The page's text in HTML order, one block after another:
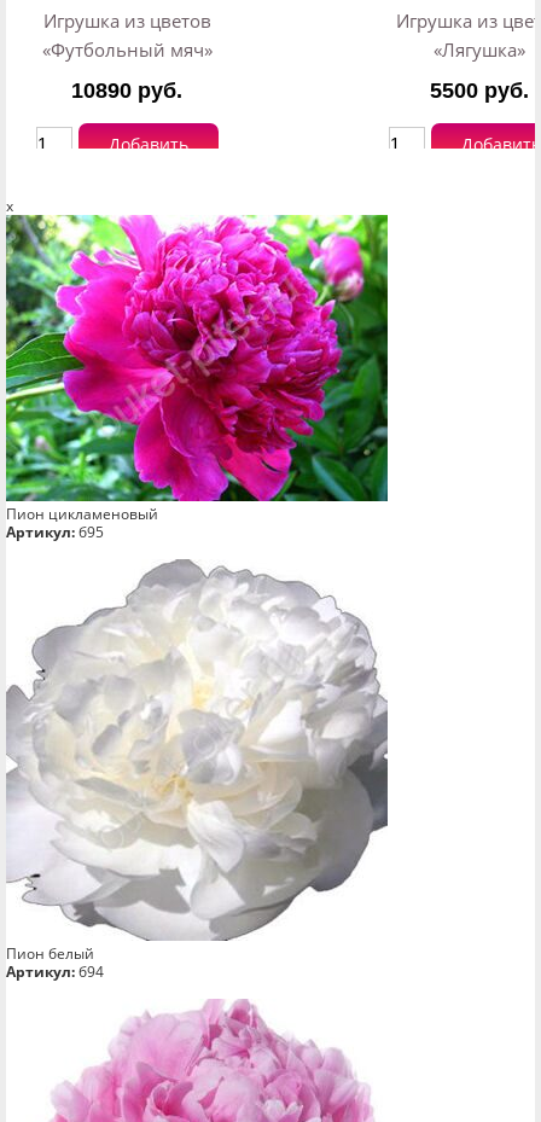
Игрушка из цветов
«Футбольный мяч»
Добавить
10890 руб.
Игрушка из
«Лягушка»
Добавить
5500 руб.
x
Пион цикламеновый
Артикул:б95
Пион белый
Артикул:б94